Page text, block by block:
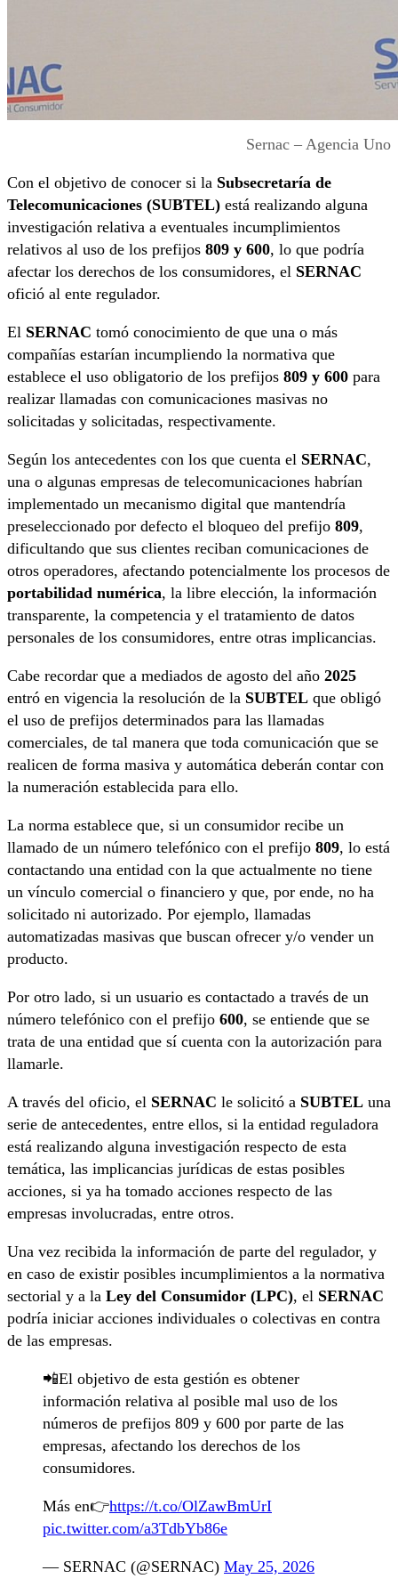
Sernac – Agencia Uno
Con el objetivo de conocer si la Subsecretaría de
Telecomunicaciones (SUBTEL) está realizando alguna
investigación relativa a eventuales incumplimientos
relativos al uso de los prefijos 809 y 600, lo que podría
afectar los derechos de los consumidores, el SERNAC
ofició al ente regulador.
El SERNAC tomó conocimiento de que una o más
compañías estarían incumpliendo la normativa que
establece el uso obligatorio de los prefijos 809 y 600 para
realizar llamadas con comunicaciones masivas no
solicitadas y solicitadas, respectivamente.
Según los antecedentes con los que cuenta el SERNAC,
una o algunas empresas de telecomunicaciones habrían
implementado un mecanismo digital que mantendría
preseleccionado por defecto el bloqueo del prefijo 809,
dificultando que sus clientes reciban comunicaciones de
otros operadores, afectando potencialmente los procesos de
portabilidad numérica, la libre elección, la información
transparente, la competencia y el tratamiento de datos
personales de los consumidores, entre otras implicancias.
Cabe recordar que a mediados de agosto del año 2025
entró en vigencia la resolución de la SUBTEL que obligó
el uso de prefijos determinados para las llamadas
comerciales, de tal manera que toda comunicación que se
realicen de forma masiva y automática deberán contar con
la numeración establecida para ello.
La norma establece que, si un consumidor recibe un
llamado de un número telefónico con el prefijo 809, lo está
contactando una entidad con la que actualmente no tiene
un vínculo comercial o financiero y que, por ende, no ha
solicitado ni autorizado. Por ejemplo, llamadas
automatizadas masivas que buscan ofrecer y/o vender un
producto.
Por otro lado, si un usuario es contactado a través de un
número telefónico con el prefijo 600, se entiende que se
trata de una entidad que sí cuenta con la autorización para
llamarle.
A través del oficio, el SERNAC le solicitó a SUBTEL una
serie de antecedentes, entre ellos, si la entidad reguladora
está realizando alguna investigación respecto de esta
temática, las implicancias jurídicas de estas posibles
acciones, si ya ha tomado acciones respecto de las
empresas involucradas, entre otros.
Una vez recibida la información de parte del regulador, y
en caso de existir posibles incumplimientos a la normativa
sectorial y a la Ley del Consumidor (LPC), el SERNAC
podría iniciar acciones individuales o colectivas en contra
de las empresas.
📲El objetivo de esta gestión es obtener
información relativa al posible mal uso de los
números de prefijos 809 y 600 por parte de las
empresas, afectando los derechos de los
consumidores.
Más en👉https://t.co/OlZawBmUrI
pic.twitter.com/a3TdbYb86e
— SERNAC (@SERNAC) May 25, 2026